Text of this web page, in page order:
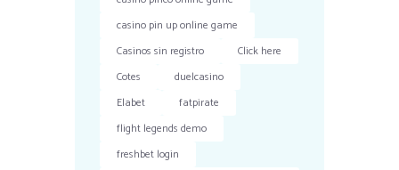
casino pin up online game
Casinos sin registro
Click here
Cotes
duelcasino
Elabet
fatpirate
flight legends demo
freshbet login